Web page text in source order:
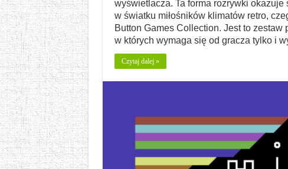
wyświetlacza. Ta forma rozrywki
w światku miłośników klimatów retro,
Button Games Collection. Jest to zestaw
w których wymaga się od gracza tylko i
Czytaj dalej »